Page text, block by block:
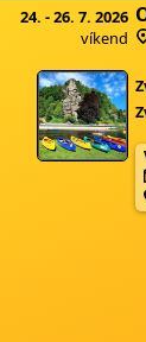
24. - 26. 7. 2026
víkend